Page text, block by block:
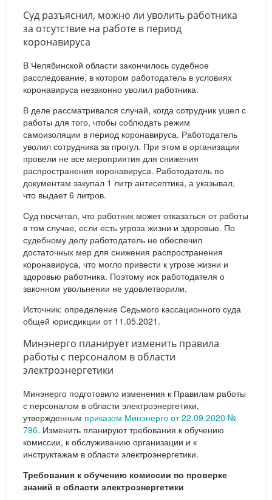
Суд разъяснил, можно ли уволить работника
за отсутствие на работе в период
коронавируса
В Челябинской области закончилось судебное
расследование, в котором работодатель в условиях
коронавируса незаконно уволил работника.
В деле рассматривался случай, когда сотрудник ушел с
работы для того, чтобы соблюдать режим
самоизоляции в период коронавируса. Работодатель
уволил сотрудника за прогул. При этом в организации
провели не все мероприятия для снижения
распространения коронавируса. Работодатель по
документам закупал 1 литр антисептика, а указывал,
что выдает 6 литров.
Суд посчитал, что работник может отказаться от работы
в том случае, если есть угроза жизни и здоровью. По
судебному делу работодатель не обеспечил
достаточных мер для снижения распространения
коронавируса, что могло привести к угрозе жизни и
здоровью работника. Поэтому иск работодателя о
законном увольнении не удовлетворили.
Источник: определение Седьмого кассационного суда
общей юрисдикции от 11.05.2021.
Минэнерго планирует изменить правила
работы с персоналом в области
электроэнергетики
Минэнерго подготовило изменения к Правилам работы
с персоналом в области электроэнергетики,
утвержденным приказом Минэнерго от 22.09.2020 №
796. Изменить планируют требования к обучению
комиссии, к обслуживанию организации и к
инструктажам в области электроэнергетики.
Требования к обучению комиссии по проверке
знаний в области электроэнергетики